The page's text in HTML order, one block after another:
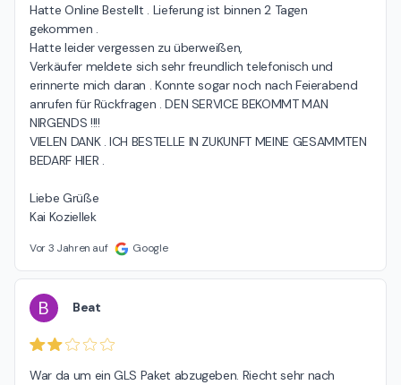
Hatte Online Bestellt . Lieferung ist binnen 2 Tagen
gekommen .
Hatte leider vergessen zu überweißen,
Verkäufer meldete sich sehr freundlich telefonisch und
erinnerte mich daran . Konnte sogar noch nach Feierabend
anrufen für Rückfragen . DEN SERVICE BEKOMMT MAN
NIRGENDS !!!!
VIELEN DANK . ICH BESTELLE IN ZUKUNFT MEINE GESAMMTEN
BEDARF HIER .
Liebe Grüße
Kai Koziellek
Vor 3 Jahren auf Google
B Beat
War da um ein GLS Paket abzugeben. Riecht sehr nach